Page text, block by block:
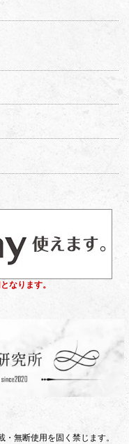
なります。
無断使用を固く禁じます。